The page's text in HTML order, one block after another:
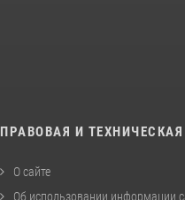
ПРАВОВАЯ И
О сайте
Об использовании информации